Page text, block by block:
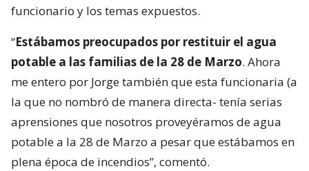
funcionario y los temas expuestos.
“Estábamos preocupados por restituir el agua
potable a las familias de la 28 de Marzo. Ahora
me entero por Jorge también que esta funcionaria (a
la que no nombró de manera directa- tenía serias
aprensiones que nosotros proveyéramos de agua
potable a la 28 de Marzo a pesar que estábamos en
plena época de incendios”, comentó.